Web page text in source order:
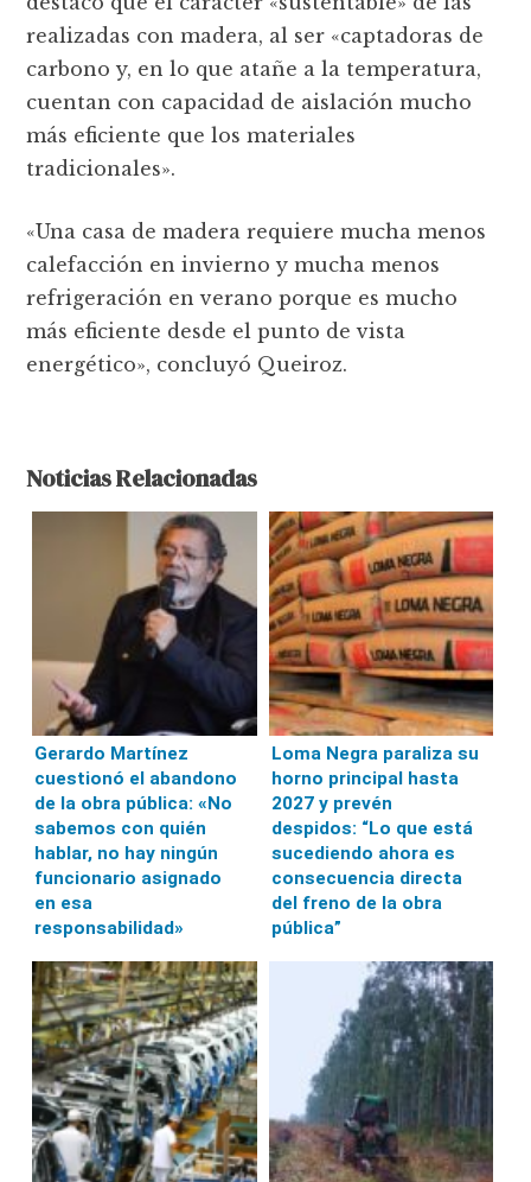
realizadas con madera, al ser «captadoras de
carbono y, en lo que atañe a la temperatura,
cuentan con capacidad de aislación mucho
más eficiente que los materiales
tradicionales».
«Una casa de madera requiere mucha menos
calefacción en invierno y mucha menos
refrigeración en verano porque es mucho
más eficiente desde el punto de vista
energético», concluyó Queiroz.
Noticias Relacionadas
Gerardo Martínez
cuestionó el abandono
de la obra pública: «No
sabemos con quién
hablar, no hay ningún
funcionario asignado
en esa
responsabilidad»
Loma Negra paraliza su
horno principal hasta
2027 y prevén
despidos: “Lo que está
sucediendo ahora es
consecuencia directa
del freno de la obra
pública”